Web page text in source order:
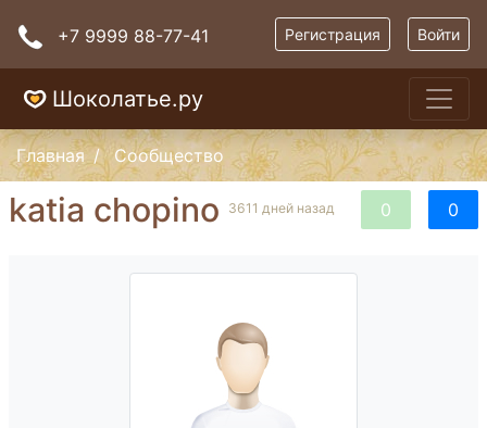
+7 9999 88-77-41 Регистрация Войти
Шоколатье.ру
Главная Сообщество
0 0
katia chopino 3611 дней назад